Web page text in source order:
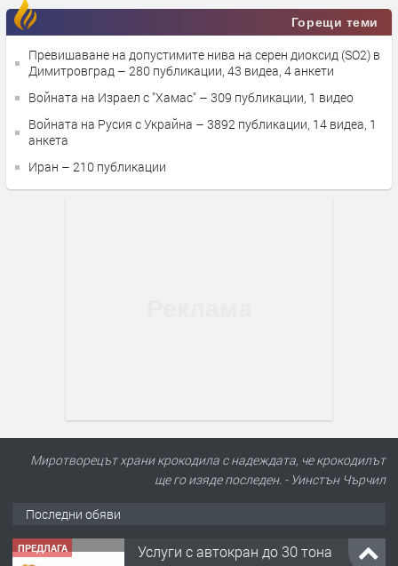
Горещи теми
Превишаване на допустимите нива на серен диоксид (SO2) в
Димитровград
– 280 публикации, 43 видеа, 4 анкети
Войната на Израел с "Хамас"
– 309 публикации, 1 видео
Войната на Русия с Украйна – 3892 публикации, 14 видеа, 1
анкета
Иран
– 210 публикации
Миротворецът храни крокодила с надеждата, че крокодилът
ще го изяде последен. - Уинстън Чърчил
Последни обяви
ПРЕДЛАГА Услуги с автокран до 30 тона